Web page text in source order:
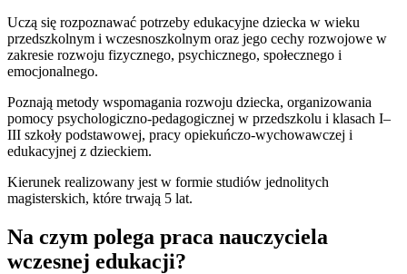
Uczą się rozpoznawać potrzeby edukacyjne dziecka w wieku
przedszkolnym i wczesnoszkolnym oraz jego cechy rozwojowe w
zakresie rozwoju fizycznego, psychicznego, społecznego i
emocjonalnego.
Poznają metody wspomagania rozwoju dziecka, organizowania
pomocy psychologiczno-pedagogicznej w przedszkolu i klasach I–
III szkoły podstawowej, pracy opiekuńczo-wychowawczej i
edukacyjnej z dzieckiem.
Kierunek realizowany jest w formie studiów jednolitych
magisterskich, które trwają 5 lat.
Na czym polega praca nauczyciela
wczesnej edukacji?